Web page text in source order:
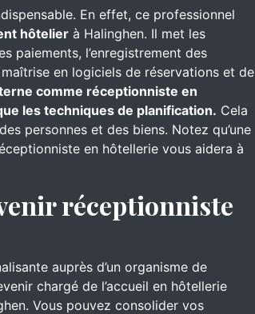
En effet, ce professionnel
hôtelier à Halinghen. Il met les
paiements, l’enregistrement des
en logiciels de réservations et de
comme réceptionniste en
les techniques de planification. Cela
personnes et des biens. Notez qu’une
en hôtellerie vous aidera à
réceptionniste
auprès d’un organisme de
chargé de l’accueil en hôtellerie
Vous pouvez consolider vos